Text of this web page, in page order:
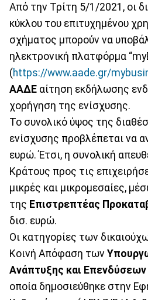
Από την Τρίτη 5/1/2021, οι
κύκλου του επιτυχημένου
σχήματος μπορούν να
ηλεκτρονική πλατφόρμα
(https://www.aade.gr/
ΑΑΔΕ αίτηση εκδήλωσης
χορήγηση της ενίσχυσης.
Το συνολικό ύψος της
ενίσχυσης προβλέπεται να
ευρώ. Έτσι, η συνολική
Κράτους προς τις
μικρές και μικρομεσαίες,
της Επιστρεπτέας
δισ. ευρώ.
Οι κατηγορίες των
Κοινή Απόφαση των
Ανάπτυξης και Επενδύσεων
οποία δημοσιεύθηκε στην